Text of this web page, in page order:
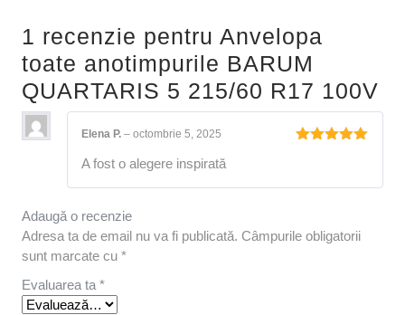
1 recenzie pentru Anvelopa
toate anotimpurile BARUM
QUARTARIS 5 215/60 R17 100V
Elena P. – octombrie 5, 2025
A fost o alegere inspirată
Adaugă o recenzie
Adresa ta de email nu va fi publicată. Câmpurile obligatorii
sunt marcate cu *
Evaluarea ta *